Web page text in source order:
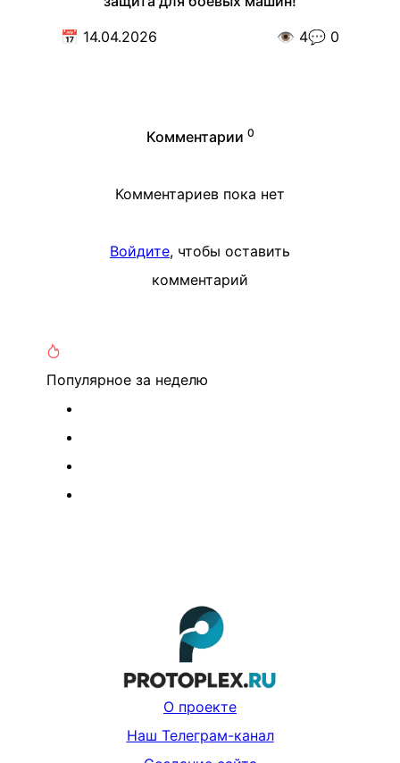
📅 14.04.2026 👁️ 4💬 0
Комментарии 0
Комментариев пока нет
Войдите, чтобы оставить
комментарий
Популярное за неделю
О проекте
Наш Телеграм-канал